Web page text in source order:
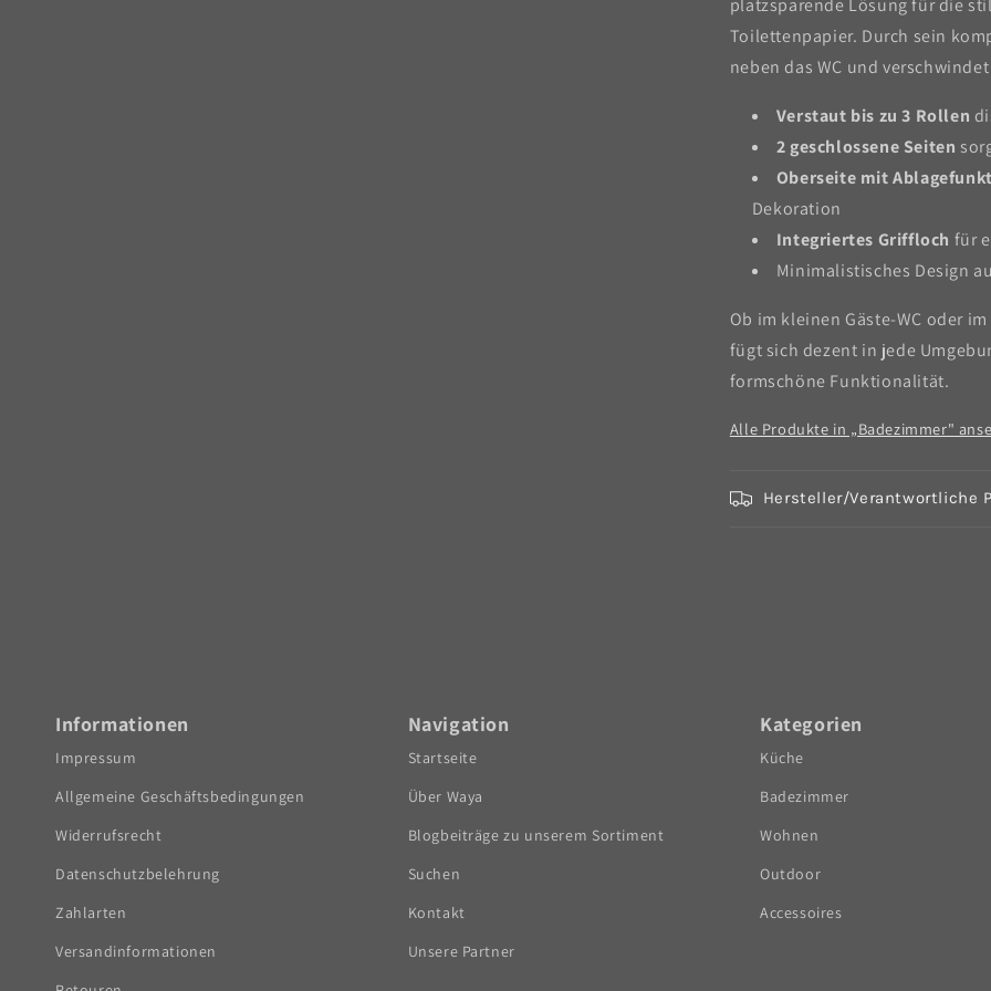
platzsparende Lösung für die
Toilettenpapier. Durch sein
neben das WC und
Verstaut bis zu 3 Rollen
2 geschlossene Seiten
Oberseite mit
Dekoration
Integriertes Griffloch für
Minimalistisches Design
Ob im kleinen Gäste-WC oder
fügt sich dezent in jede
formschöne Funktionalität.
Alle Produkte in „Badezimmer"
Hersteller/Verantwortliche
Informationen
Impressum
Allgemeine Geschäftsbedingungen
Widerrufsrecht
Datenschutzbelehrung
Zahlarten
Versandinformationen
Navigation
Startseite
Über Waya
Blogbeiträge zu unserem Sortiment
Suchen
Kontakt
Unsere Partner
Kategorien
Küche
Badezimmer
Wohnen
Outdoor
Accessoires